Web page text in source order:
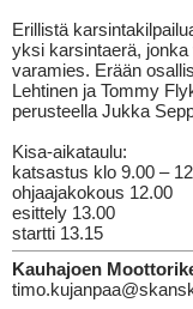
Erillistä
yksi karsintaerä,
varamies. Erään
Lehtinen ja Tommy
perusteella Jukka
Kisa-aikataulu:
katsastus klo 9.00 –
ohjaajakokous 12.00
esittely 13.00
startti 13.15
Kauhajoen